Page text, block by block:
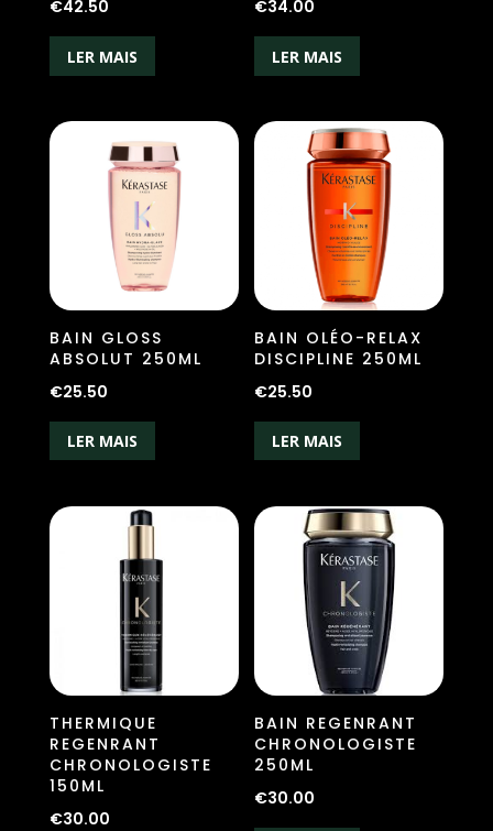
€42.50
LER MAIS
€34.00
LER MAIS
BAIN GLOSS
ABSOLUT 250ML
€25.50
LER MAIS
BAIN OLÉO-RELAX
DISCIPLINE 250ML
€25.50
LER MAIS
THERMIQUE
REGENRANT
CHRONOLOGISTE
150ML
€30.00
BAIN REGENRANT
CHRONOLOGISTE
250ML
€30.00